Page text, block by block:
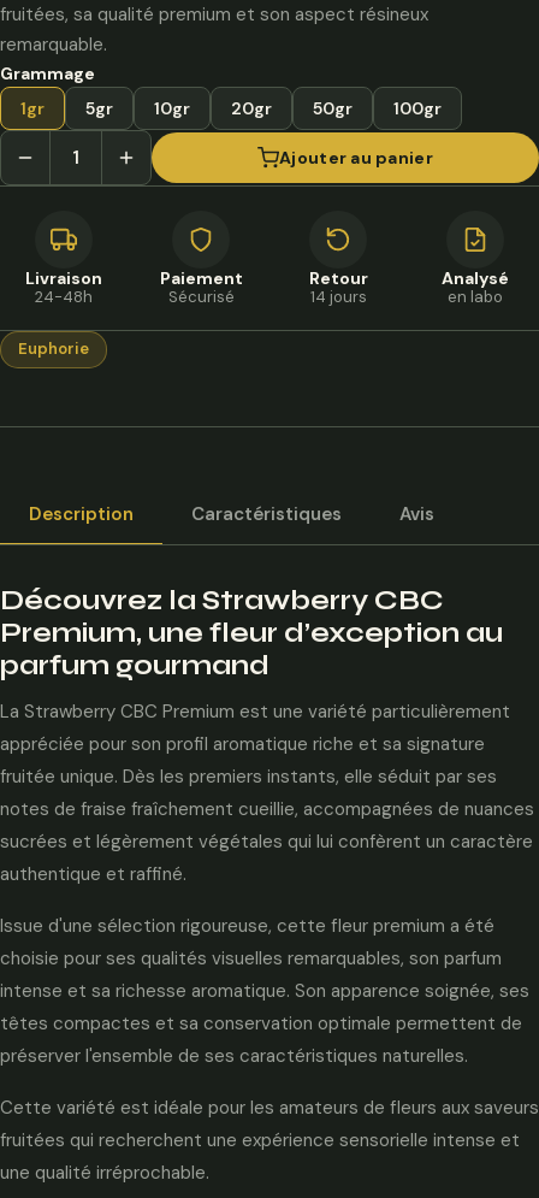
fruitées, sa qualité premium et son aspect résineux
remarquable.
Grammage
1gr
5gr 10gr 20gr 50gr 100gr
Ajouter au panier
Livraison
24-48h
Paiement
Sécurisé
Retour
14 jours
Analysé
en labo
Euphorie
Description Caractéristiques Avis
Découvrez la Strawberry CBC
Premium, une fleur d’exception au
parfum gourmand
La Strawberry CBC Premium est une variété particulièrement
appréciée pour son profil aromatique riche et sa signature
fruitée unique. Dès les premiers instants, elle séduit par ses
notes de fraise fraîchement cueillie, accompagnées de nuances
sucrées et légèrement végétales qui lui confèrent un caractère
authentique et raffiné.
Issue d'une sélection rigoureuse, cette fleur premium a été
choisie pour ses qualités visuelles remarquables, son parfum
intense et sa richesse aromatique. Son apparence soignée, ses
têtes compactes et sa conservation optimale permettent de
préserver l'ensemble de ses caractéristiques naturelles.
Cette variété est idéale pour les amateurs de fleurs aux saveurs
fruitées qui recherchent une expérience sensorielle intense et
une qualité irréprochable.